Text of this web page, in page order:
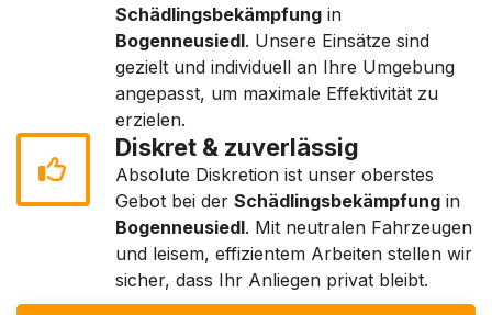
Schädlingsbekämpfung in
Bogenneusiedl. Unsere Einsätze sind
gezielt und individuell an Ihre Umgebung
angepasst, um maximale Effektivität zu
erzielen.
Diskret & zuverlässig
Absolute Diskretion ist unser oberstes
Gebot bei der Schädlingsbekämpfung in
Bogenneusiedl. Mit neutralen Fahrzeugen
und leisem, effizientem Arbeiten stellen wir
sicher, dass Ihr Anliegen privat bleibt.